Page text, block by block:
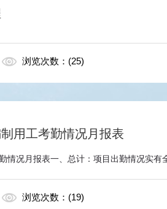
浏览次数：(25)
用工考勤情况月报表
情况月报表一、总计：项目出勤情况实有
浏览次数：(19)